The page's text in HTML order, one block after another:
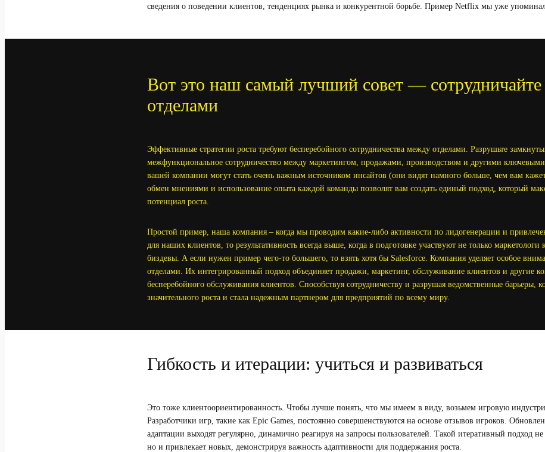
сведения о поведении клиентов, тенденциях рынка и конкурентной борьбе. Пример Netflix мы уже
Вот это наш самый лучший совет —
отделами
Эффективные стратегии роста требуют бесперебойного сотрудничества между отделами. Разрушьте
межфункциональное сотрудничество между маркетингом, продажами, производством и другими
вашей компании могут стать очень важным источником инсайтов (они видят намного больше, чем вам
обмен мнениями и использование опыта каждой команды позволят вам создать единый подход, который
потенциал роста.
Простой пример, наша компания – когда мы проводим какие-либо активности по лидогенерации и
для наших клиентов, то результативность всегда выше, когда в подготовке участвуют не только
биздевы. А если нужен пример чего-то большего, то взять хотя бы Salesforce. Компания уделяет особое
отделами. Их интегрированный подход объединяет продажи, маркетинг, обслуживание клиентов и другие
бесперебойного обслуживания клиентов. Способствуя сотрудничеству и разрушая ведомственные барьеры,
значительного роста и стала надежным партнером для предприятий по всему миру.
Гибкость и итерации: учиться и развиваться
Это тоже клиентоориентированность. Чтобы лучше понять, что мы имеем в виду, возьмем игровую
Разработчики игр, такие как Epic Games, постоянно совершенствуются на основе отзывов игроков.
адаптации выходят регулярно, динамично реагируя на запросы пользователей. Такой итеративный подход не
но и привлекает новых, демонстрируя важность адаптивности для поддержания роста.